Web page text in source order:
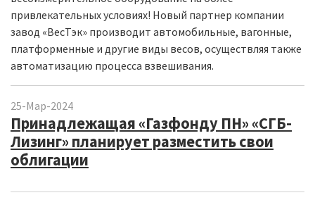
привлекательных условиях! Новый партнер компании
завод «ВесТэк» производит автомобильные, вагонные,
платформенные и другие виды весов, осуществляя также
автоматизацию процесса взвешивания.
25-Мар-2024
Принадлежащая «Газфонду ПН» «СГБ-
Лизинг» планирует разместить свои
облигации